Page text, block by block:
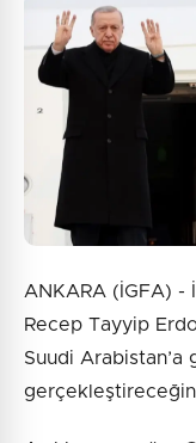
ANKARA (İGFA) -
Recep Tayyip
Suudi Arabistan’a